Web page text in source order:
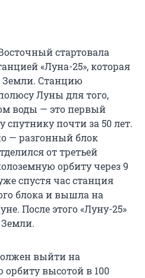
стартовала
«Луна-25», которая
Земли. Станцию
Луны для того,
воды — это первый
спутнику почти за 50 лет.
— разгонный блок
от третьей
орбиту через 9
спустя час станция
блока и вышла на
После этого «Луну-25»
выйти на
высотой в 100